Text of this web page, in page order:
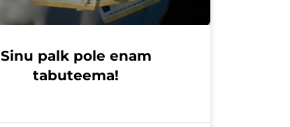
Sinu palk pole enam
tabuteema!